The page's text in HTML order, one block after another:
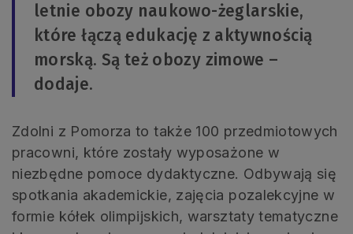
letnie obozy naukowo-żeglarskie,
które łączą edukację z aktywnością
morską. Są też obozy zimowe –
dodaje.
Zdolni z Pomorza to także 100 przedmiotowych
pracowni, które zostały wyposażone w
niezbędne pomoce dydaktyczne. Odbywają się
spotkania akademickie, zajęcia pozalekcyjne w
formie kółek olimpijskich, warsztaty tematyczne